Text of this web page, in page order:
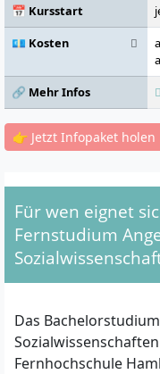
📅 Kursstart
💶 Kosten
🔗 Mehr Infos
👉 Jetzt Infopaket holen
Für wen eignet
Fernstudium
Das
Fernhochschule